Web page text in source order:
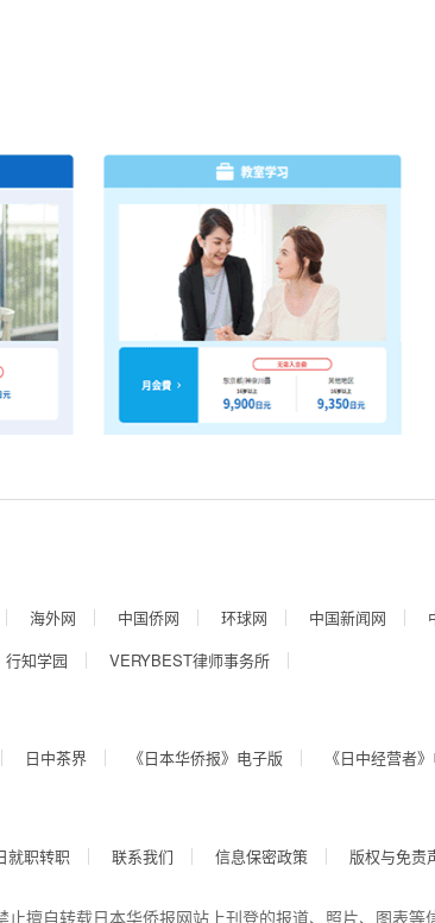
海外网 中国侨网 环球网 中国新闻网
行知学园 VERYBEST律师事务所
日中茶界 《日本华侨报》电子版 《日中经营者
就职转职 联系我们 信息保密政策 版权与免责
止擅自转载日本华侨报网站上刊登的报道、照片、图表等